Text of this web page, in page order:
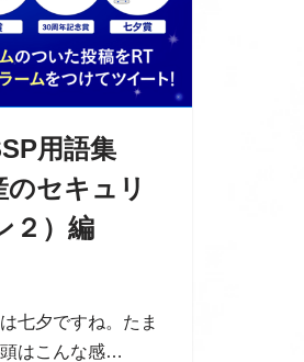
用語集
のセキュリ
２）編
七夕ですね。たま
はこんな感…